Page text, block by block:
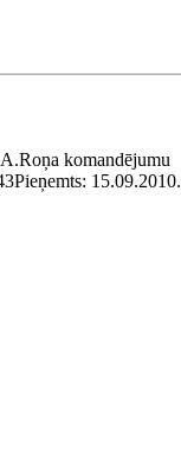
komandējumu
Pieņemts: 15.09.2010.